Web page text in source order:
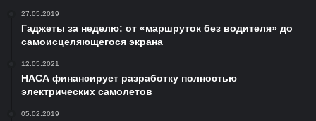
27.05.2019
Гаджеты за неделю: от «маршруток без водителя» до
самоисцеляющегося экрана
12.05.2021
НАСА финансирует разработку полностью
электрических самолетов
05.02.2019